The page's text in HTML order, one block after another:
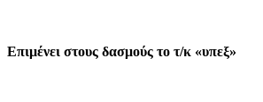
Επιμένει στους δασμούς το τ/κ «υπεξ»